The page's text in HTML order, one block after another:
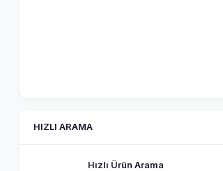
HIZLI ARAMA
Hızlı Ürün Arama